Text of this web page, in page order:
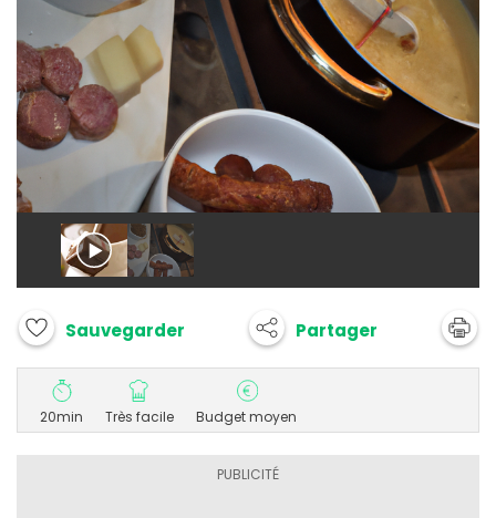
Sauvegarder Partager
20min Très facile Budget moyen